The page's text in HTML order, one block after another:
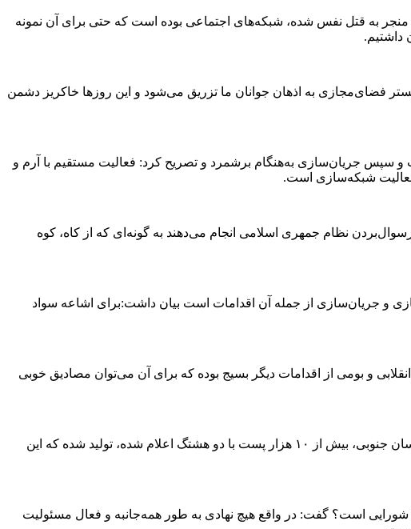
به قتل نفس شده، شبکه‌های اجتماعی بوده است که حتی برای آن نمونه
فضای‌مجازی به اذهان جوانان ما تزریق می‌شود و این روزها خاکریز دشمن
سپس جریان‌سازی به‌هنگام برشمرد و تصریح کرد: فعالیت مستقیم با آرم و
فعالیت شبکه‌سازی است.
نظام جمهری اسلامی انجام می‌دهند به گونه‌ای که از کاه، کوه
و جریان‌سازی از جمله آن اقدامات است بیان داشت:برای اشاعه سواد
و بومی از اقدامات دیگر بسیج بوده که برای آن می‌توان مصادیق خوبی
وی بیان داشت:با استفاده از همین شبکه‌های بسیجیان فعال در فضای مجازی در روز برگزاری کنگره ملی ۲۰۰۰ شهید استان خراسان جنوبی، بیش از ۱۰ هزار پست با دو هشتگ اعلام شده، تولید شده که این
است؟ گفت: در واقع هیچ نهادی به طور همه‌جانبه و فعال مسئولیت